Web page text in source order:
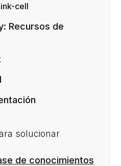
cell
Recursos de
solucionar
de conocimientos